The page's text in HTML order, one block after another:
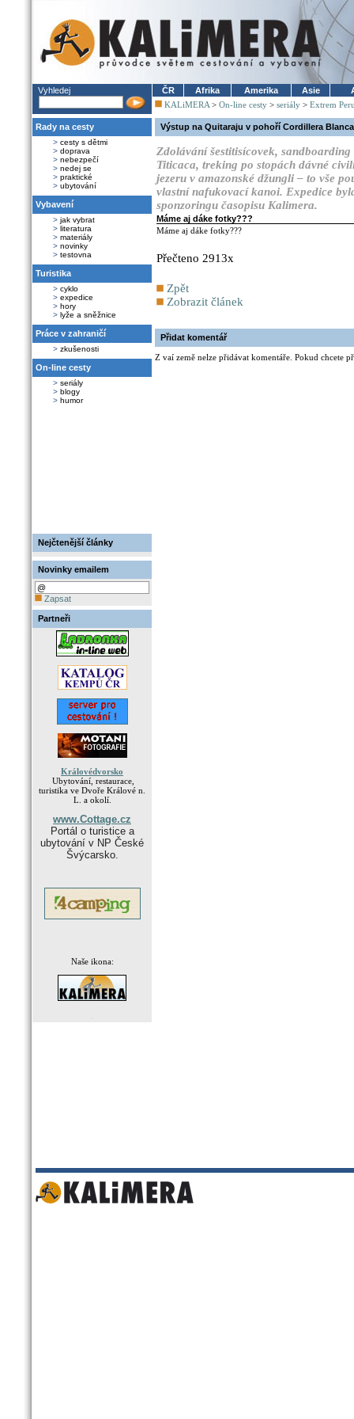
Vyhledej
Rady na cesty
> cesty s dětmi
> doprava
> nebezpečí
> nedej se
> praktické
> ubytování
Vybavení
> jak vybrat
> literatura
> materiály
> novinky
> testovna
Turistika
> cyklo
> expedice
> hory
> lyže a sněžnice
Práce v zahraničí
> zkušenosti
On-line cesty
> seriály
> blogy
> humor
Nejčtenější články
Novinky emailem
Zapsat
Partneři
Královédvorsko
Ubytování, restaurace,
turistika ve Dvoře Králové n.
L. a okolí.
www.Cottage.cz
Portál o turistice a
ubytování v NP České
Švýcarsko.
Naše ikona:
ČR Afrika Amerika Asie
KALiMERA > On-line cesty > seriály > Extrem
Výstup na Quitaraju v pohoří Cordillera Blanca
Zdolávání šestitisícovek,
Titicaca, treking po stopách dávné
jezeru v amazonské džungli – to vše
vlastní nafukovací kanoi. Expedice
sponzoringu časopisu Kalimera.
Máme aj dáke fotky???
Máme aj dáke fotky???
Přečteno 2913x
Zpět
Zobrazit článek
Přidat komentář
Z vaí země nelze přidávat komentáře. Pokud chcete